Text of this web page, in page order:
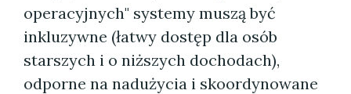
operacyjnych" systemy muszą być
inkluzywne (łatwy dostęp dla osób
starszych i o niższych dochodach),
odporne na nadużycia i skoordynowane